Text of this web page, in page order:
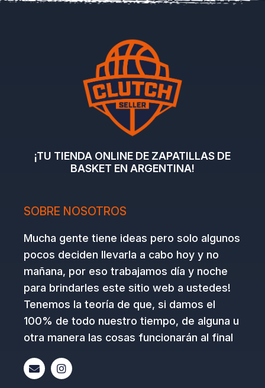
¡TU TIENDA ONLINE DE ZAPATILLAS DE
BASKET EN ARGENTINA!
SOBRE NOSOTROS
Mucha gente tiene ideas pero solo algunos
pocos deciden llevarla a cabo hoy y no
mañana, por eso trabajamos día y noche
para brindarles este sitio web a ustedes!
Tenemos la teoría de que, si damos el
100% de todo nuestro tiempo, de alguna u
otra manera las cosas funcionarán al final
E
n
I
n